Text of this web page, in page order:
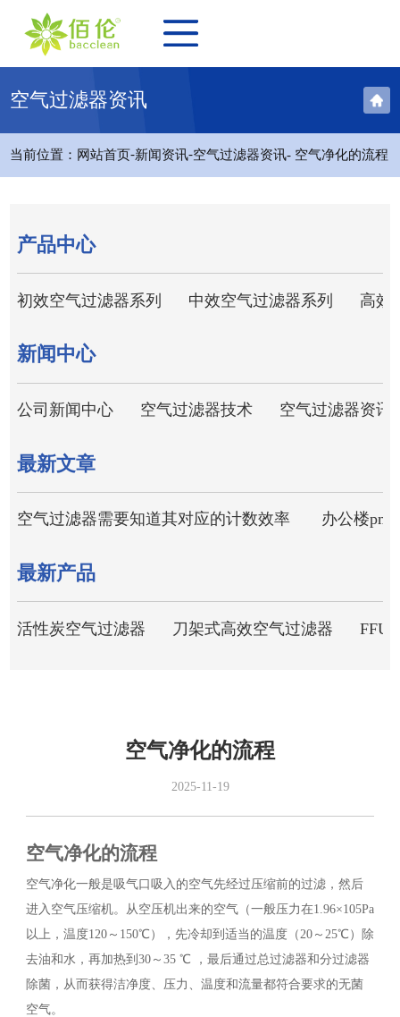
空气过滤器资讯
当前位置： 网站首页-新闻资讯-空气过滤器资讯- 空气净化的流程
产品中心
初效空气过滤器系列 中效空气过滤器系列 高效
新闻中心
公司新闻中心 空气过滤器技术 空气过滤器资讯
最新文章
空气过滤器需要知道其对应的计数效率 办公楼
最新产品
活性炭空气过滤器 刀架式高效空气过滤器 FFU
空气净化的流程
2025-11-19
空气净化的流程
空气净化一般是吸气口吸入的空气先经过压缩前的过滤，然后
进入空气压缩机。从空压机出来的空气（一般压力在1.96×105Pa
以上，温度120～150℃），先冷却到适当的温度（20～25℃）除
去油和水，再加热到30～35 ℃ ，最后通过总过滤器和分过滤器
除菌，从而获得洁净度、压力、温度和流量都符合要求的无菌
空气。